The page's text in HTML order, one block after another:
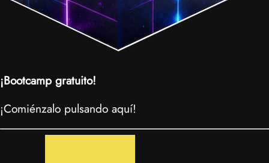
¡Bootcamp gratuito!
¡Comiénzalo pulsando aquí!